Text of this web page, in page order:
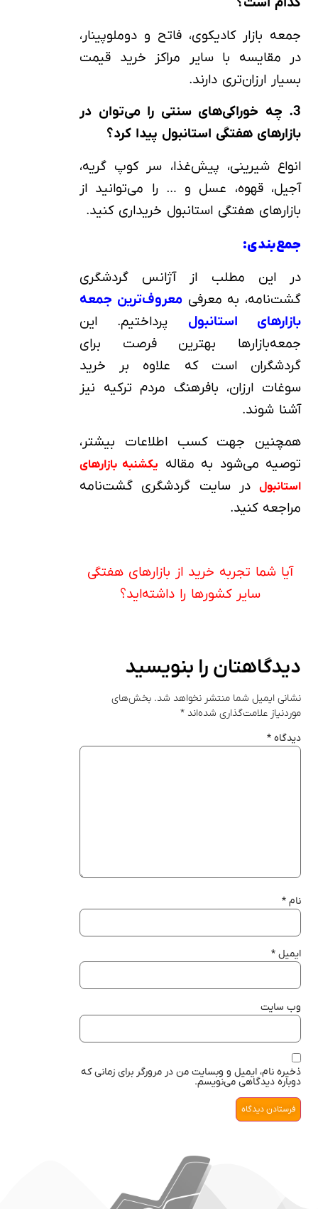
جمعه‌ بازار کادیکوی، فاتح و دوملوپینار،
در مقایسه با سایر مراکز خرید قیمت
بسیار ارزان‌تری دارند.
3. چه خوراکی‌های سنتی را می‌توان در
بازارهای هفتگی استانبول پیدا کرد؟
انواع شیرینی، پیش‌غذا، سر کوپ گریه،
آجیل، قهوه، عسل و … را می‌توانید از
بازارهای هفتگی استانبول خریداری کنید.
جمع‌بندی:
در این مطلب از آژانس گردشگری
گشت‌نامه، به معرفیمعروف‌ترین جمعه‌
بازارهای استانبول پرداختیم. این
جمعه‌بازارها بهترین فرصت برای
گردشگران است که علاوه بر خرید
سوغات ارزان، بافرهنگ مردم ترکیه نیز
آشنا شوند.
همچنین جهت کسب اطلاعات بیشتر،
توصیه می‌شود به مقاله یکشنبه‌ بازارهای
استانبول در سایت گردشگری گشت‌نامه
مراجعه کنید.
آیا شما تجربه خرید از بازارهای هفتگی
سایر کشورها را داشته‌اید؟
دیدگاهتان را بنویسید
نشانی ایمیل شما منتشر نخواهد شد. بخش‌های
موردنیاز علامت‌گذاری شده‌اند *
دیدگاه *
نام *
ایمیل *
وب‌ سایت
ذخیره نام، ایمیل و وبسایت من در مرورگر برای زمانی که
دوباره دیدگاهی می‌نویسم.